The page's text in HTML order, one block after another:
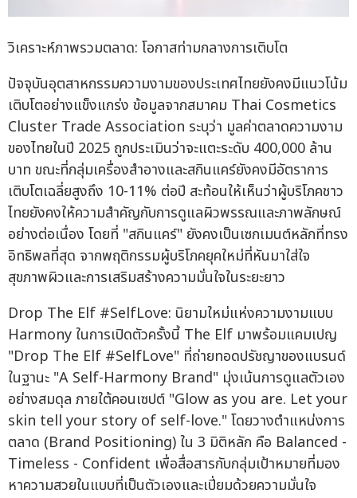
วิเคราะห์ภาพรวมตลาด: โอกาสท่ามกลางการเติบโต
ปัจจุบันอุตสาหกรรมความงามของประเทศไทยยังคงมีแนวโน้ม
เติบโตอย่างแข็งแกร่ง ข้อมูลจากสมาคม Thai Cosmetics
Cluster Trade Association ระบุว่า มูลค่าตลาดความงาม
ของไทยในปี 2025 ถูกประเมินว่าจะแตะระดับ 400,000 ล้าน
บาท ขณะที่กลุ่มเครื่องสำอางและสกินแคร์ยังคงมีอัตราการ
เติบโตเฉลี่ยสูงถึง 10-11% ต่อปี สะท้อนให้เห็นว่าผู้บริโภคชาว
ไทยยังคงให้ความสำคัญกับการดูแลผิวพรรณและภาพลักษณ์
อย่างต่อเนื่อง โดยที่ "สกินแคร์" ยังคงเป็นเซกเมนต์หลักที่ทรง
อิทธิพลที่สุด จากพฤติกรรมผู้บริโภคยุคใหม่ที่หันมาใส่ใจ
สุขภาพผิวและการเสริมสร้างความมั่นใจในระยะยาว
Drop The Elf #SelfLove: นิยามใหม่แห่งความงามแบบ
Harmony ในการเปิดตัวครั้งนี้ The Elf มาพร้อมแคมเปญ
"Drop The Elf #SelfLove" ที่ถ่ายทอดปรัชญาของแบรนด์
ในฐานะ "A Self-Harmony Brand" มุ่งเน้นการดูแลตัวเอง
อย่างสมดุล ภายใต้คอนเซปต์ "Glow as you are. Let your
skin tell your story of self-love." โดยวางตำแหน่งการ
ตลาด (Brand Positioning) ใน 3 มิติหลัก คือ Balanced -
Timeless - Confident เพื่อสื่อสารกับกลุ่มเป้าหมายที่มอง
หาความสวยในแบบที่เป็นตัวเองและเปี่ยมด้วยความมั่นใจ